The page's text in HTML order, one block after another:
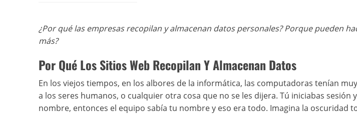
¿Por qué las empresas recopilan y almacenan datos personales? Porque pueden
más?
Por Qué Los Sitios Web Recopilan Y Almacenan Datos
En los viejos tiempos, en los albores de la informática, las computadoras tenían
a los seres humanos, o cualquier otra cosa que no se les dijera. Tú iniciabas sesión
nombre, entonces el equipo sabía tu nombre y eso era todo. Imagina la oscuridad